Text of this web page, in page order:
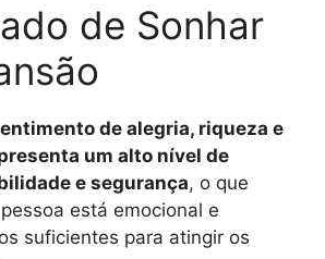
de Sonhar
de alegria, riqueza e
um alto nível de
e segurança, o que
está emocional e
suficientes para atingir os